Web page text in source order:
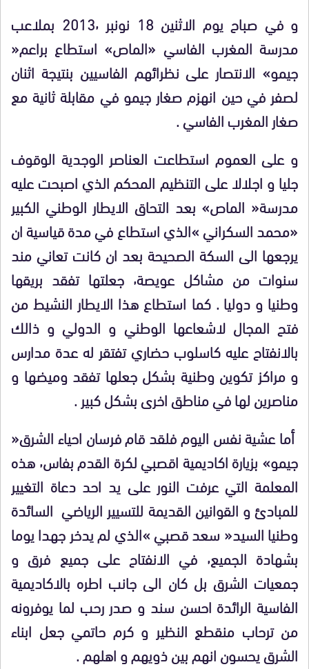
و في صباح يوم الاثنين 18 نونبر 2013٬ بملاعب
مدرسة المغرب الفاسي «الماص» استطاع براعم«
جيمو» الانتصار على نظرائهم الفاسيين بنتيجة اثنان
لصفر في حين انهزم صغار جيمو في مقابلة ثانية مع
صغار المغرب الفاسي .
و على العموم استطاعت العناصر الوجدية الوقوف
جليا و اجلالا على التنظيم المحكم الذي اصبحت عليه
مدرسة« الماص» بعد التحاق الايطار الوطني الكبير
«محمد السكراني »الذي استطاع في مدة قياسية ان
يرجعها الى السكة الصحيحة بعد ان كانت تعاني مند
سنوات من مشاكل عويصة٬ جعلتها تفقد بريقها
وطنيا و دوليا . كما استطاع هذا الايطار النشيط من
فتح المجال لاشعاعها الوطني و الدولي و ذالك
بالانفتاح عليه كاسلوب حضاري تفتقر له عدة مدارس
و مراكز تكوين وطنية بشكل جعلها تفقد وميضها و
مناصرين لها في مناطق اخرى بشكل كبير .
أما عشية نفس اليوم فلقد قام فرسان احياء الشرق«
جيمو» بزيارة اكاديمية اقصبي لكرة القدم بفاس٬ هذه
المعلمة التي عرفت النور على يد احد دعاة التغيير
للمبادئ و القوانين القديمة للتسيير الرياضي السائدة
وطنيا السيد« سعد قصبي »الذي لم يدخر جهدا يوما
بشهادة الجميع٬ في الانفتاح على جميع فرق و
جمعيات الشرق بل كان الى جانب اطره بالاكاديمية
الفاسية الرائدة احسن سند و صدر رحب لما يوفرونه
من ترحاب منقطع النظير و كرم حاتمي جعل ابناء
الشرق يحسون انهم بين ذويهم و اهلهم .